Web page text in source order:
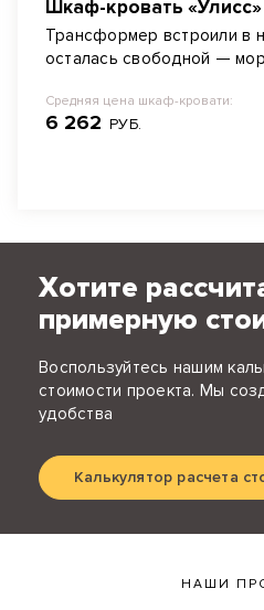
Шкаф-кровать «Улисс»
Трансформер встроили в
осталась свободной —
Средняя цена шкаф-кровати:
6 262 РУБ.
Хотите
примерную
Воспользуйтесь нашим
стоимости проекта. Мы
удобства
Калькулятор расчета
НАШИ